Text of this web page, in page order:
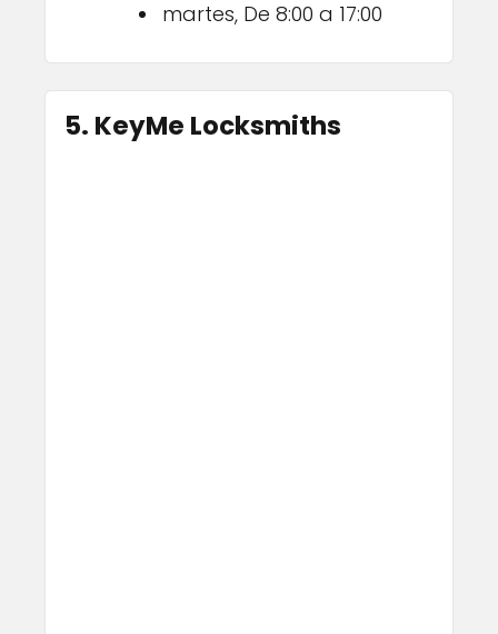
martes, De 8:00 a 17:00
5. KeyMe Locksmiths